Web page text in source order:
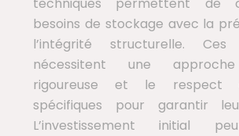
besoins de stockage avec la
l’intégrité structurelle. Ces
nécessitent une
rigoureuse et le respect
spécifiques pour garantir
L’investissement initial